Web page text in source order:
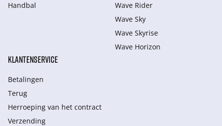
Handbal
Wave Rider
Wave Sky
Wave Skyrise
Wave Horizon
KLANTENSERVICE
Betalingen
Terug
Herroeping van het contract
Verzending